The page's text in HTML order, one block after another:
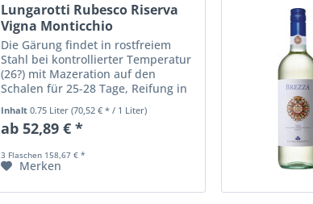
Lungarotti Rubesco Riserva
Vigna Monticchio
Die Gärung findet in rostfreiem
Stahl bei kontrollierter Temperatur
(26?) mit Mazeration auf den
Schalen für 25-28 Tage, Reifung in
50 Hl Fässern und feinkörnigen
Eichenbarriques für etwa 12
Monate und 3 Jahre in der Flasche.
Inhalt 0.75 Liter (70,52 € * / 1 Liter)
ab 52,89 € *
3 Flaschen 158,67 € *
Merken